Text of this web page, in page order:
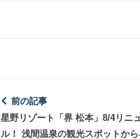
前の記事
星野リゾート「界 松本」8/4リニ
ル！ 浅間温泉の観光スポットか